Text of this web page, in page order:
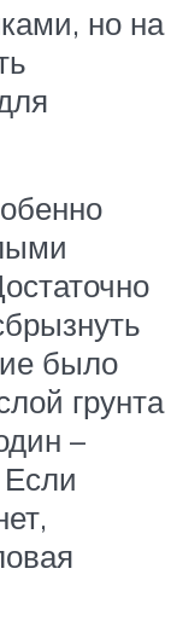
но на
было
грунта
–